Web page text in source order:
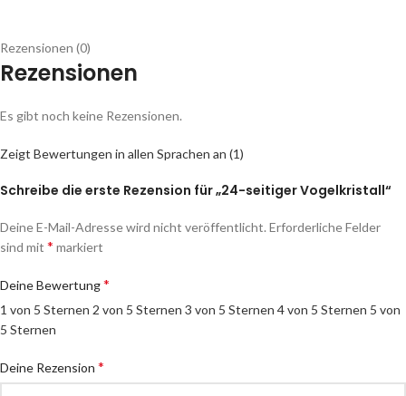
Rezensionen (0)
Rezensionen
Es gibt noch keine Rezensionen.
Zeigt Bewertungen in allen Sprachen an (1)
Schreibe die erste Rezension für „24-seitiger Vogelkristall“
Deine E-Mail-Adresse wird nicht veröffentlicht. Erforderliche Felder
sind mit * markiert
Deine Bewertung*
1 von 5 Sternen 2 von 5 Sternen 3 von 5 Sternen 4 von 5 Sternen 5 von
5 Sternen
Deine Rezension *